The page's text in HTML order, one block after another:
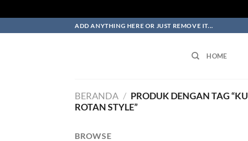
to
ADD ANYTHING HERE OR JUST REMOVE IT...
HOME
BERANDA / PRODUK DENGAN TAG
ROTAN STYLE”
BROWSE